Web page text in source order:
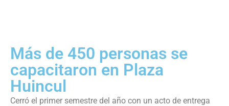
Más de 450 personas se
capacitaron en Plaza
Huincul
Cerró el primer semestre del año con un acto de entrega